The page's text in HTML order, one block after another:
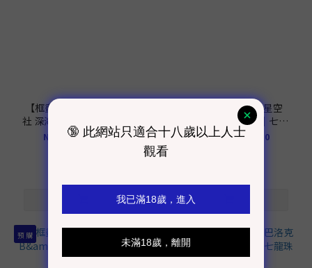
【框畫工作室現貨】阿喵畫
社 深海祕境 龍珠18號大橫款
｜七龍珠
NT$110 ~ NT$3,420
【框畫工作室現貨】星空
《塗鴉18號》裝飾畫｜七龍
珠
NT$720 ~ NT$1,430
預 購